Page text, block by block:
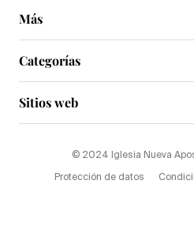
Más
Categorías
Sitios web
© 2024 Iglesia Nueva
Protección de datos